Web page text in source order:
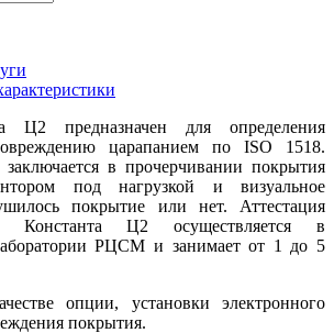
Ц2 предназначен для определения
царапанием по ISO 1518.
в прочерчивании покрытия
под нагрузкой и визуальное
покрытие или нет. Аттестация
Константа Ц2 осуществляется в
РЦСМ и занимает от 1 до 5
опции, установки электронного
покрытия.